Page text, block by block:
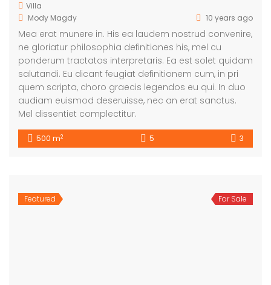
Villa
Mody Magdy
10 years ago
Mea erat munere in. His ea laudem nostrud convenire,
ne gloriatur philosophia definitiones his, mel cu
ponderum tractatos interpretaris. Ea est solet quidam
salutandi. Eu dicant feugiat definitionem cum, in pri
quem scripta, choro graecis legendos eu qui. In duo
audiam euismod deseruisse, nec an erat sanctus.
Mel dissentiet complectitur.
500 m2 5 3
Featured For Sale